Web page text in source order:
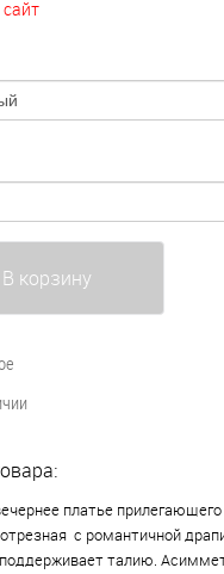
В корзину
платье
с романтичной
талию.